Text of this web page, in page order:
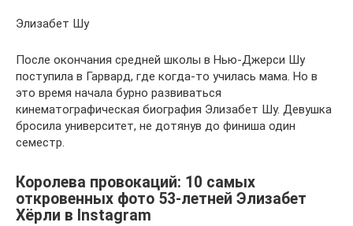
Элизабет Шу
После окончания средней школы в Нью-Джерси Шу
поступила в Гарвард, где когда-то училась мама. Но в
это время начала бурно развиваться
кинематографическая биография Элизабет Шу. Девушка
бросила университет, не дотянув до финиша один
семестр.
Королева провокаций: 10 самых
откровенных фото 53-летней Элизабет
Хёрли в Instagram